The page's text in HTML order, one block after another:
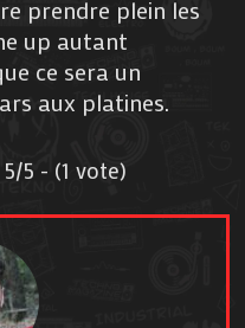
prendre plein les
up autant
ce sera un
aux platines.
5/5 - (1 vote)